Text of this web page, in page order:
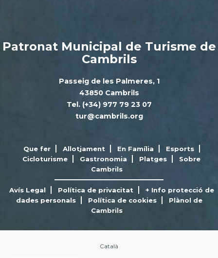
Patronat Municipal de Turisme de
Cambrils
Passeig de les Palmeres, 1
43850 Cambrils
Tel. (+34) 977 79 23 07
tur@cambrils.org
Que fer Allotjament En Família
Esports
Cicloturisme
Gastronomia Platges
Sobre
Cambrils
Avís Legal Política de privacitat
+ Info protecció de
dades personals
Política de cookies
Plànol de
Cambrils
Català